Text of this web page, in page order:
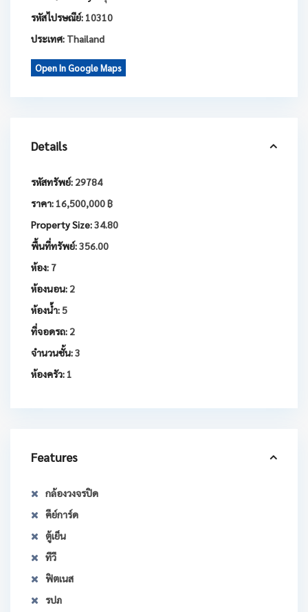
รหัสไปรษณีย์: 10310
ประเทศ: Thailand
Open In Google Maps
Details
รหัสทรัพย์: 29784
ราคา: 16,500,000 ฿
Property Size:34.80
พื้นที่ทรัพย์:356.00
ห้อง: 7
ห้องนอน: 2
ห้องน้ำ:5
ที่จอดรถ: 2
จำนวนชั้น:3
ห้องครัว: 1
Features
กล้องวงจรปิด
คีย์การ์ด
ตู้เย็น
ทีวี
ฟิตเนส
รปภ